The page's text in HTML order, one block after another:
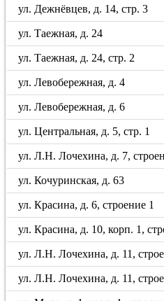
ул. Дежнёвцев, д. 14, стр. 3
ул. Таежная, д. 24
ул. Таежная, д. 24, стр. 2
ул. Левобережная, д. 4
ул. Левобережная, д. 6
ул. Центральная, д. 5, стр. 1
ул. Л.Н. Лочехина, д. 7,
ул. Кочуринская, д. 63
ул. Красина, д. 6, строение 1
ул. Красина, д. 10, корп. 1,
ул. Л.Н. Лочехина, д. 11,
ул. Л.Н. Лочехина, д. 11,